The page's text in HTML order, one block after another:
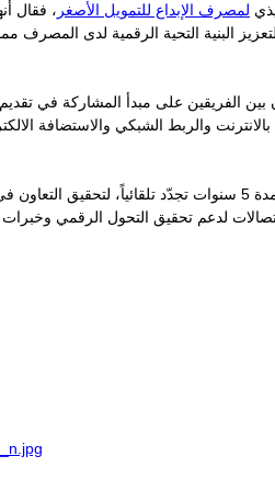
لمصرف الإبداع للتمويل الأصغر ، فقال
لتعزيز البنية التحية الرقمية لدى
الفريقين على مبدأ المشاركة في
والربط الشبكي والاستضافة
وتسعى المذكرة ،التي تستمر لمدة 5 سنوات تجدّد
لدعم تحقيق التحول الرقمي